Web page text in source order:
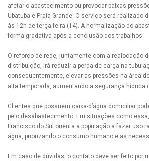
afetar o abastecimento ou provocar baixas
Ubatuba e Praia Grande. O serviço será realizado
às 12h de terça-feira (14). A normalização do
forma gradativa após a conclusão dos trabalhos.
O reforço de rede, juntamente com a realocação
distribuição, irá reduzir a perda de carga na
consequentemente, elevar as pressões na área
alta temporada, aumentando a segurança hídrica
Clientes que possuem caixa-d’água domiciliar
pelo desabastecimento. Em situações como
Francisco do Sul orienta a população a fazer uso
água, priorizando o consumo humano e as
Em caso de dúvidas, o contato deve ser feito por